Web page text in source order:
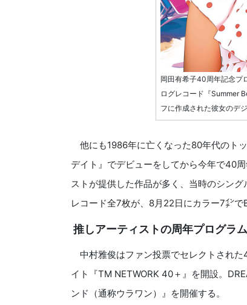
岡田有希子40周年記念プ
ログレコード『Summer
フに作成された彼女のデ
他にも1986年に亡くなった80年代のト
デイト』でデビューをしてから今年で40
ストが提供した作品が多く、当時のシン
レコード全7枚が、8月22日にカラー7㌅で
推しアーティストの周年プログラ
中村雅俊はファン投票でセレクトされ
イト『TM NETWORK 40＋』を開設。
ンド（通称ウラワン）』を開催する。